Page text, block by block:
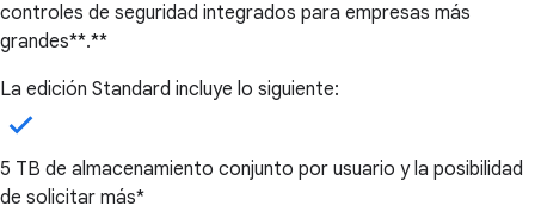
controles de seguridad integrados para empresas más
grandes**.**
La edición Standard incluye lo siguiente:
5 TB de almacenamiento conjunto por usuario y la posibilidad
de solicitar más*